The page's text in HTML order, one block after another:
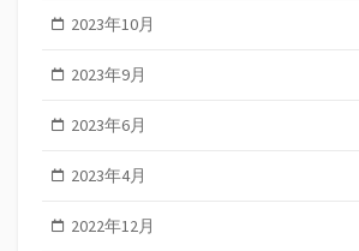
2023年10月
2023年9月
2023年6月
2023年4月
2022年12月